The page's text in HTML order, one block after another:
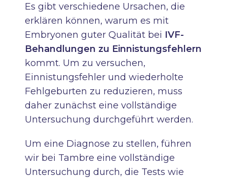
Es gibt verschiedene Ursachen, die
erklären können, warum es mit
Embryonen guter Qualität bei IVF-
Behandlungen zu Einnistungsfehlern
kommt. Um zu versuchen,
Einnistungsfehler und wiederholte
Fehlgeburten zu reduzieren, muss
daher zunächst eine vollständige
Untersuchung durchgeführt werden.
Um eine Diagnose zu stellen, führen
wir bei Tambre eine vollständige
Untersuchung durch, die Tests wie